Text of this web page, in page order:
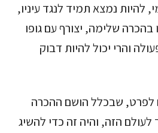
להיות נמצא תמיד לנגד עיניו,
בהכרה שלימה, יצורף עם גופו
והרי יכול להיות דבוק
לפרט, שבכלל הושם ההכרה
הזה, והיה זה כדי להשיג